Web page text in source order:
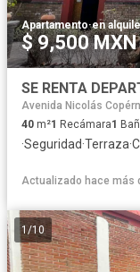
Apartamento·en
$ 9,500 MXN
Avenida Nicolás
40 m²1 Recámara1
·Seguridad·Terraza·
Actualizado hace más
1/10